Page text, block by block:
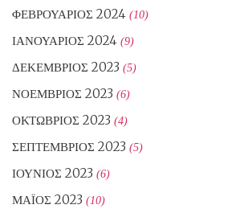
ΦΕΒΡΟΥΆΡΙΟΣ 2024 (10)
ΙΑΝΟΥΆΡΙΟΣ 2024 (9)
ΔΕΚΈΜΒΡΙΟΣ 2023 (5)
ΝΟΈΜΒΡΙΟΣ 2023 (6)
ΟΚΤΏΒΡΙΟΣ 2023 (4)
ΣΕΠΤΈΜΒΡΙΟΣ 2023 (5)
ΙΟΎΝΙΟΣ 2023 (6)
ΜΆΙΟΣ 2023 (10)